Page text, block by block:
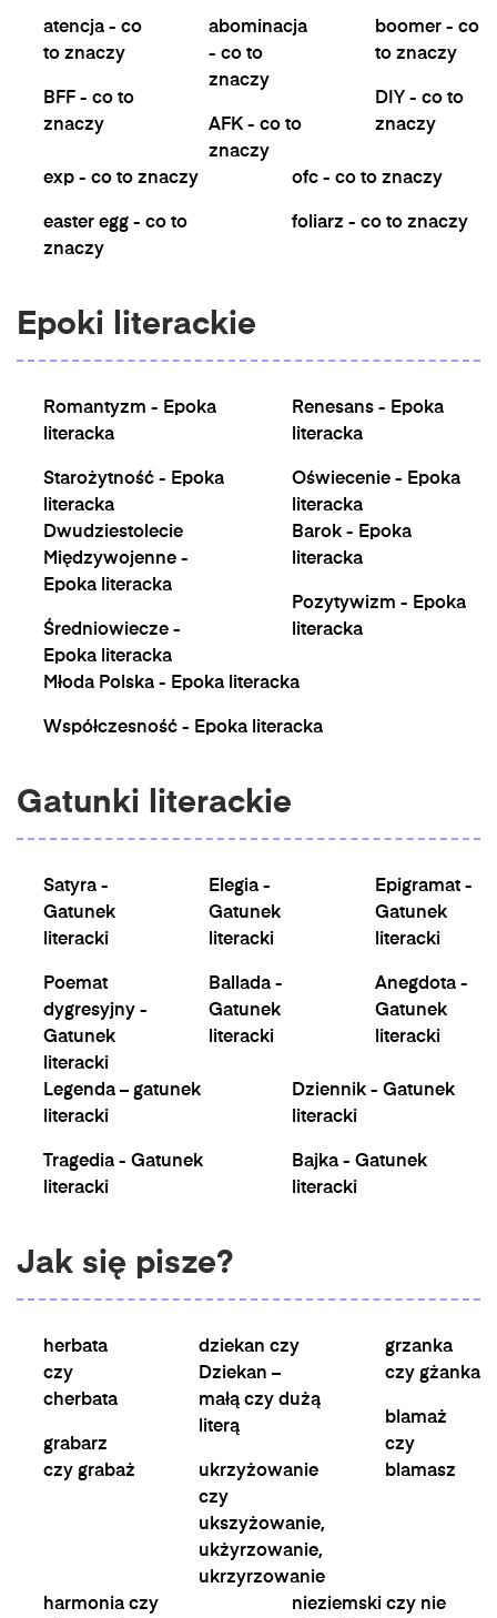
atencja - co
to znaczy
BFF - co to
znaczy
abominacja
- co to
znaczy
AFK - co to
znaczy
boomer - co
to znaczy
DIY - co to
znaczy
exp - co to znaczy
easter egg - co to
znaczy
ofc - co to znaczy
foliarz - co to znaczy
Epoki literackie
Romantyzm - Epoka
literacka
Starożytność - Epoka
literacka
Renesans - Epoka
literacka
Oświecenie - Epoka
literacka
Dwudziestolecie
Międzywojenne -
Epoka literacka
Średniowiecze -
Epoka literacka
Barok - Epoka
literacka
Pozytywizm - Epoka
literacka
Młoda Polska - Epoka literacka
Współczesność - Epoka literacka
Gatunki literackie
Satyra -
Gatunek
literacki
Poemat
dygresyjny -
Gatunek
literacki
Elegia -
Gatunek
literacki
Ballada -
Gatunek
literacki
Epigramat -
Gatunek
literacki
Anegdota -
Gatunek
literacki
Legenda – gatunek
literacki
Tragedia - Gatunek
literacki
Dziennik - Gatunek
literacki
Bajka - Gatunek
literacki
Jak się pisze?
herbata
czy
cherbata
grabarz
czy grabaż
dziekan czy
Dziekan –
małą czy dużą
literą
ukrzyżowanie
czy
ukszyżowanie,
ukżyrzowanie,
ukrzyrzowanie
grzanka
czy gżanka
blamaż
czy
blamasz
harmonia czy
nieziemski czy nie